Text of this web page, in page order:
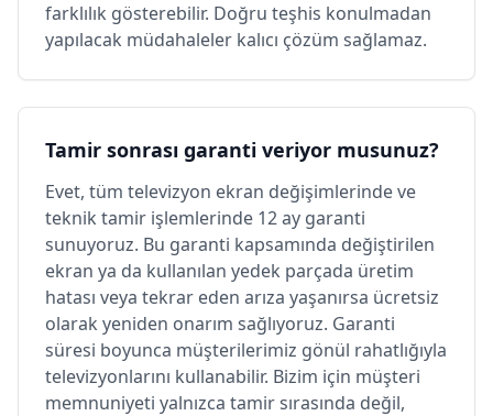
farklılık gösterebilir. Doğru teşhis konulmadan
yapılacak müdahaleler kalıcı çözüm sağlamaz.
Tamir sonrası garanti veriyor musunuz?
Evet, tüm televizyon ekran değişimlerinde ve
teknik tamir işlemlerinde 12 ay garanti
sunuyoruz. Bu garanti kapsamında değiştirilen
ekran ya da kullanılan yedek parçada üretim
hatası veya tekrar eden arıza yaşanırsa ücretsiz
olarak yeniden onarım sağlıyoruz. Garanti
süresi boyunca müşterilerimiz gönül rahatlığıyla
televizyonlarını kullanabilir. Bizim için müşteri
memnuniyeti yalnızca tamir sırasında değil,